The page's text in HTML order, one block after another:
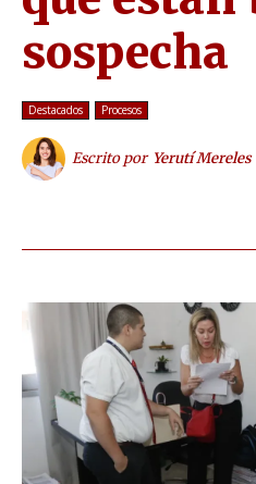
sospecha
Destacados Procesos
Escrito por Yerutí Mereles